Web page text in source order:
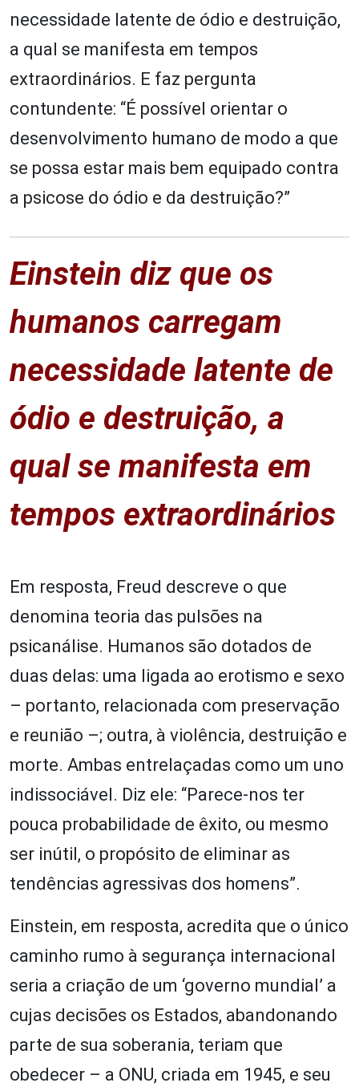
necessidade latente de ódio e destruição,
a qual se manifesta em tempos
extraordinários. E faz pergunta
contundente: “É possível orientar o
desenvolvimento humano de modo a que
se possa estar mais bem equipado contra
a psicose do ódio e da destruição?”
Einstein diz que os
humanos carregam
necessidade latente de
ódio e destruição, a
qual se manifesta em
tempos extraordinários
Em resposta, Freud descreve o que
denomina teoria das pulsões na
psicanálise. Humanos são dotados de
duas delas: uma ligada ao erotismo e sexo
– portanto, relacionada com preservação
e reunião –; outra, à violência, destruição e
morte. Ambas entrelaçadas como um uno
indissociável. Diz ele: “Parece-nos ter
pouca probabilidade de êxito, ou mesmo
ser inútil, o propósito de eliminar as
tendências agressivas dos homens”.
Einstein, em resposta, acredita que o único
caminho rumo à segurança internacional
seria a criação de um ‘governo mundial’ a
cujas decisões os Estados, abandonando
parte de sua soberania, teriam que
obedecer – a ONU, criada em 1945, e seu